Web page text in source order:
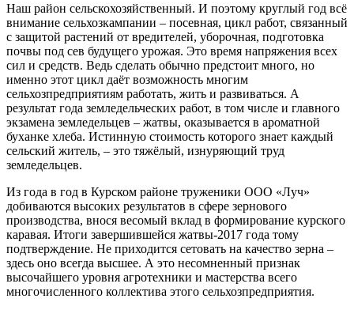
Наш район сельскохозяйственный. И поэтому круглый год всё
внимание сельхозкампании – посевная, цикл работ, связанный
с защитой растений от вредителей, уборочная, подготовка
почвы под сев будущего урожая. Это время напряжения всех
сил и средств. Ведь сделать обычно предстоит много, но
именно этот цикл даёт возможность многим
сельхозпредприятиям работать, жить и развиваться. А
результат года земледельческих работ, в том числе и главного
экзамена земледельцев – жатвы, оказывается в ароматной
буханке хлеба. Истинную стоимость которого знает каждый
сельский житель, – это тяжёлый, изнуряющий труд
земледельцев.
Из года в год в Курском районе труженики ООО «Луч»
добиваются высоких результатов в сфере зернового
производства, внося весомый вклад в формирование курского
каравая. Итоги завершившейся жатвы-2017 года тому
подтверждение. Не приходится сетовать на качество зерна –
здесь оно всегда высшее. А это несомненный признак
высочайшего уровня агротехники и мастерства всего
многочисленного коллектива этого сельхозпредприятия.